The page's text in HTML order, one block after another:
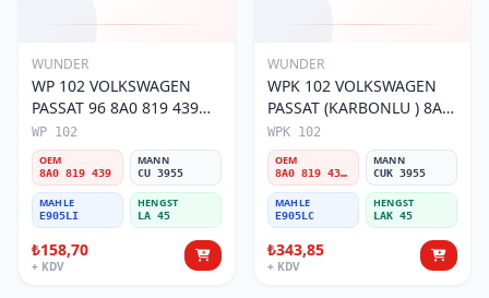
WUNDER
WP 102 VOLKSWAGEN
PASSAT 96 8A0 819 439
Polen Filtresi
WP 102
OEM
8A0 819 439
MANN
CU 3955
MAHLE
E905LI
HENGST
LA 45
₺158,70
+ KDV
WUNDER
WPK 102 VOLKSWAGEN
PASSAT (KARBONLU ) 8A0
819 439B Polen Filtresi
WPK 102
OEM
8A0 819 439B
MANN
CUK 3955
MAHLE
E905LC
HENGST
LAK 45
₺343,85
+ KDV